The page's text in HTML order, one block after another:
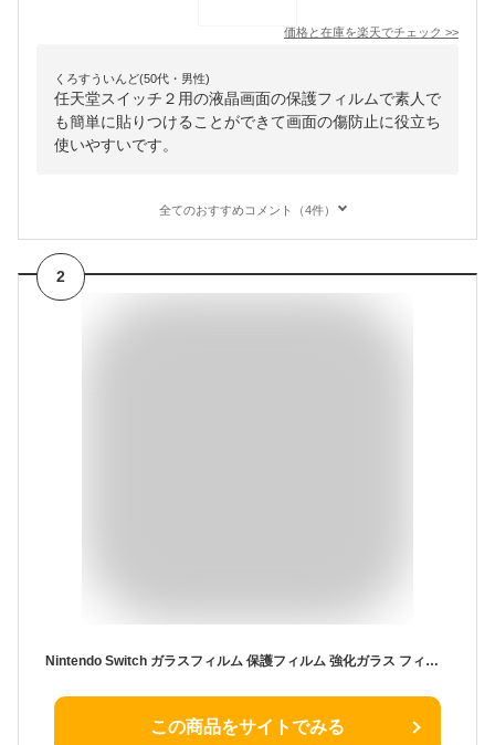
価格と在庫を楽天でチェック >>
くろすういんど(50代・男性)
任天堂スイッチ２用の液晶画面の保護フィルムで素人で
も簡単に貼りつけることができて画面の傷防止に役立ち
使いやすいです。
全てのおすすめコメント（4件）
2
Nintendo Switch ガラスフィルム 保護フィルム 強化ガラス フィルム 有機EL モデル Lite HEG-001 HAC-001 HDH-001 任天堂 スイッチ ニンテンドー ライト シール カバー
この商品をサイトでみる